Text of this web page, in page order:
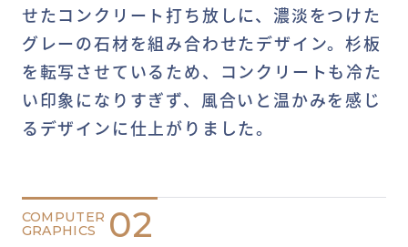
せたコンクリート打ち放しに、濃淡をつけた
グレーの石材を組み合わせたデザイン。杉板
を転写させているため、コンクリートも冷た
い印象になりすぎず、風合いと温かみを感じ
るデザインに仕上がりました。
COMPUTER
GRAPHICS
02